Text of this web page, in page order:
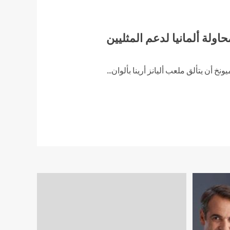
ألمانيا لدعم المثليين
يتألق ملعب أليانز أرينا بألوان...